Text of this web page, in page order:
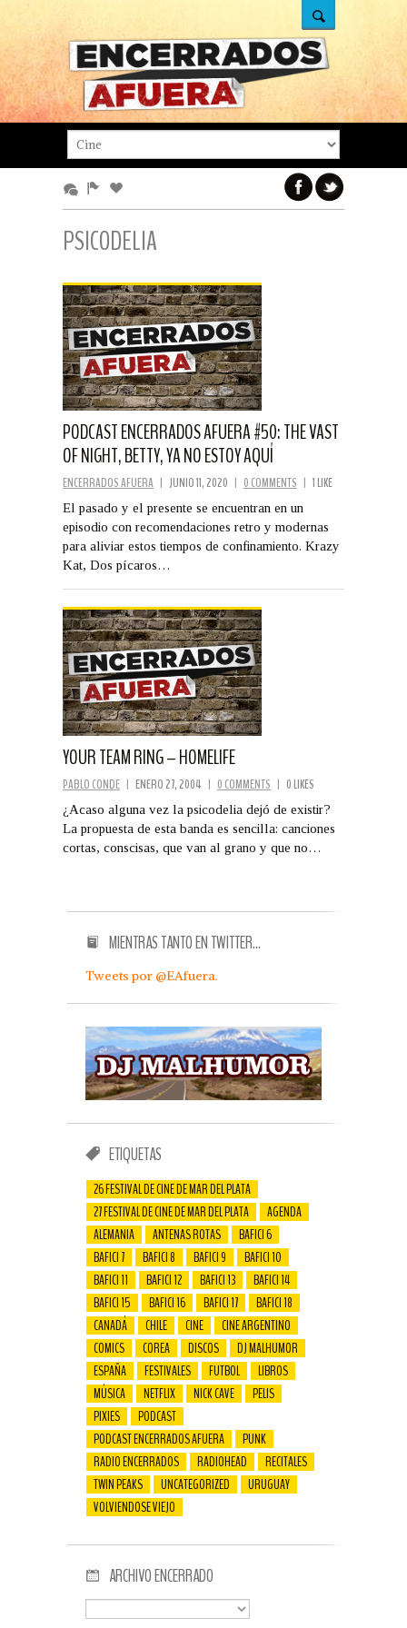
PSICODELIA
PODCAST ENCERRADOS AFUERA #50: THE VAST
OF NIGHT, BETTY, YA NO ESTOY AQUÍ
ENCERRADOS AFUERA | JUNIO 11, 2020 | 0 COMMENTS | 1 LIKE
El pasado y el presente se encuentran en un
episodio con recomendaciones retro y modernas
para aliviar estos tiempos de confinamiento. Krazy
Kat, Dos pícaros…
YOUR TEAM RING – HOMELIFE
PABLO CONDE | ENERO 27, 2004 | 0 COMMENTS | 0 LIKES
¿Acaso alguna vez la psicodelia dejó de existir?
La propuesta de esta banda es sencilla: canciones
cortas, conscisas, que van al grano y que no…
MIENTRAS TANTO EN TWITTER…
Tweets por @EAfuera.
ETIQUETAS
26 FESTIVAL DE CINE DE MAR DEL PLATA
27 FESTIVAL DE CINE DE MAR DEL PLATA
AGENDA
ALEMANIA
ANTENAS ROTAS
BAFICI 6
BAFICI 7
BAFICI 8 BAFICI 9
BAFICI 10
BAFICI 11
BAFICI 12 BAFICI 13
BAFICI 14
BAFICI 15
BAFICI 16 BAFICI 17
BAFICI 18
CANADÁ
CHILE CINE
CINE ARGENTINO
COMICS
COREA DISCOS
DJ MALHUMOR
ESPAÑA
FESTIVALES FUTBOL
LIBROS
MÚSICA
NETFLIX NICK CAVE
PELIS
PIXIES
PODCAST
PODCAST ENCERRADOS AFUERA
PUNK
RADIO ENCERRADOS
RADIOHEAD
RECITALES
TWIN PEAKS
UNCATEGORIZED
URUGUAY
VOLVIENDOSE VIEJO
ARCHIVO ENCERRADO